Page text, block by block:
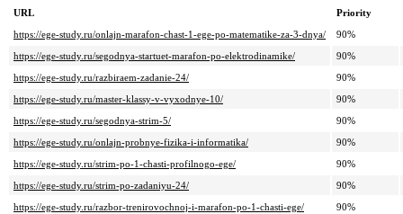
URL
Priority
https://ege-study.ru/onlajn-marafon-chast-1-ege-po-matematike-za-3-dnya/
90%
https://ege-study.ru/segodnya-startuet-marafon-po-elektrodinamike/
90%
https://ege-study.ru/razbiraem-zadanie-24/
90%
https://ege-study.ru/master-klassy-v-vyxodnye-10/
90%
https://ege-study.ru/segodnya-strim-5/
90%
https://ege-study.ru/onlajn-probnye-fizika-i-informatika/
90%
https://ege-study.ru/strim-po-1-chasti-profilnogo-ege/
90%
https://ege-study.ru/strim-po-zadaniyu-24/
90%
https://ege-study.ru/razbor-trenirovochnoj-i-marafon-po-1-chasti-ege/
90%